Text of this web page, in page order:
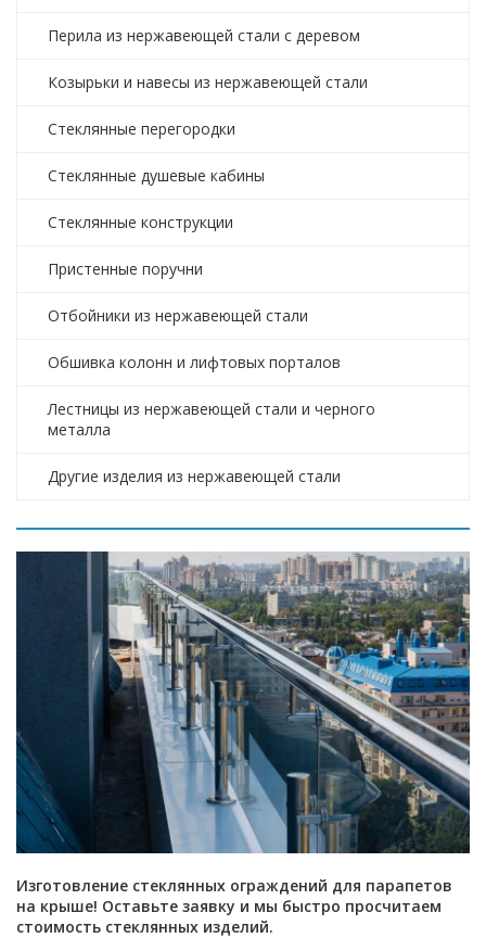
Перила из нержавеющей стали с деревом
Козырьки и навесы из нержавеющей стали
Стеклянные перегородки
Стеклянные душевые кабины
Стеклянные конструкции
Пристенные поручни
Отбойники из нержавеющей стали
Обшивка колонн и лифтовых порталов
Лестницы из нержавеющей стали и черного
металла
Другие изделия из нержавеющей стали
Изготовление стеклянных ограждений для парапетов
на крыше! Оставьте заявку и мы быстро просчитаем
стоимость стеклянных изделий.